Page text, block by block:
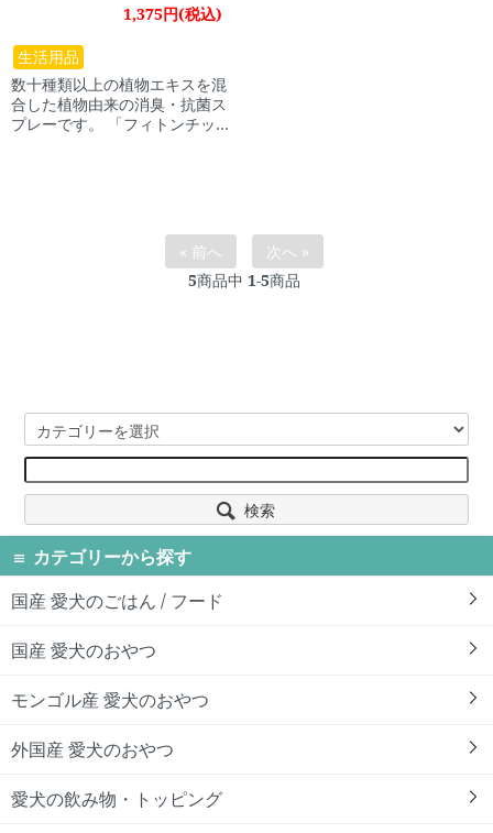
レー 植物由来 抗菌 森】
1,375円(税込)
生活用品
数十種類以上の植物エキスを混
合した植物由来の消臭・抗菌ス
プレーです。 「フィトンチッ
« 前へ
次へ »
5商品中 1-5商品
検索
カテゴリーから探す
国産 愛犬のごはん / フード
国産 愛犬のおやつ
モンゴル産 愛犬のおやつ
外国産 愛犬のおやつ
愛犬の飲み物・トッピング